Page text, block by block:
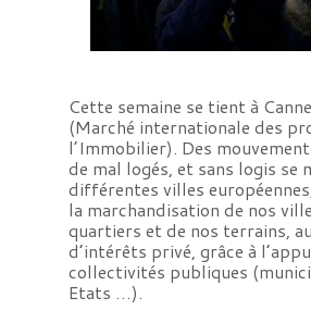
Cette semaine se tient à
(Marché internationale des
l’Immobilier). Des
de mal logés, et sans logis se
différentes villes
la marchandisation de nos
quartiers et de nos terrains,
d’intérêts privé, grâce à
collectivités publiques
Etats …).